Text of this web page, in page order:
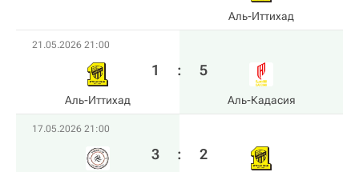
Аль-Иттихад
21.05.2026 21:00
Аль-Иттихад
1 : 5
Аль-Кадасия
17.05.2026 21:00
3 : 2